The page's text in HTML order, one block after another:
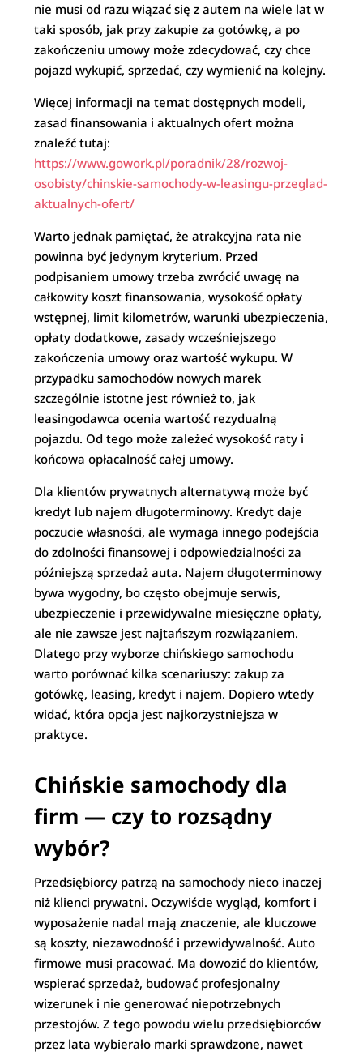
nie musi od razu wiązać się z autem na wiele lat w
taki sposób, jak przy zakupie za gotówkę, a po
zakończeniu umowy może zdecydować, czy chce
pojazd wykupić, sprzedać, czy wymienić na kolejny.
Więcej informacji na temat dostępnych modeli,
zasad finansowania i aktualnych ofert można
znaleźć tutaj:
https://www.gowork.pl/poradnik/28/rozwoj-
osobisty/chinskie-samochody-w-leasingu-przeglad-
aktualnych-ofert/
Warto jednak pamiętać, że atrakcyjna rata nie
powinna być jedynym kryterium. Przed
podpisaniem umowy trzeba zwrócić uwagę na
całkowity koszt finansowania, wysokość opłaty
wstępnej, limit kilometrów, warunki ubezpieczenia,
opłaty dodatkowe, zasady wcześniejszego
zakończenia umowy oraz wartość wykupu. W
przypadku samochodów nowych marek
szczególnie istotne jest również to, jak
leasingodawca ocenia wartość rezydualną
pojazdu. Od tego może zależeć wysokość raty i
końcowa opłacalność całej umowy.
Dla klientów prywatnych alternatywą może być
kredyt lub najem długoterminowy. Kredyt daje
poczucie własności, ale wymaga innego podejścia
do zdolności finansowej i odpowiedzialności za
późniejszą sprzedaż auta. Najem długoterminowy
bywa wygodny, bo często obejmuje serwis,
ubezpieczenie i przewidywalne miesięczne opłaty,
ale nie zawsze jest najtańszym rozwiązaniem.
Dlatego przy wyborze chińskiego samochodu
warto porównać kilka scenariuszy: zakup za
gotówkę, leasing, kredyt i najem. Dopiero wtedy
widać, która opcja jest najkorzystniejsza w
praktyce.
Chińskie samochody dla
firm — czy to rozsądny
wybór?
Przedsiębiorcy patrzą na samochody nieco inaczej
niż klienci prywatni. Oczywiście wygląd, komfort i
wyposażenie nadal mają znaczenie, ale kluczowe
są koszty, niezawodność i przewidywalność. Auto
firmowe musi pracować. Ma dowozić do klientów,
wspierać sprzedaż, budować profesjonalny
wizerunek i nie generować niepotrzebnych
przestojów. Z tego powodu wielu przedsiębiorców
przez lata wybierało marki sprawdzone, nawet